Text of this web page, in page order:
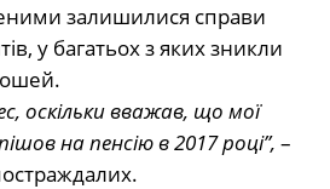
залишилися справи
у багатьох з яких зникли
оскільки вважав, що мої
на пенсію в 2017 році”, –